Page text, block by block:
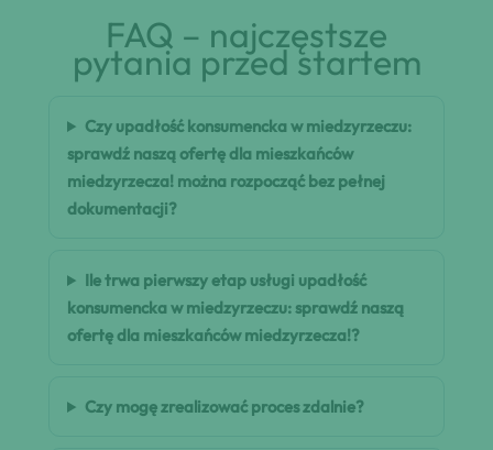
FAQ – najczęstsze
pytania przed startem
Czy upadłość konsumencka w miedzyrzeczu:
sprawdź naszą ofertę dla mieszkańców
miedzyrzecza! można rozpocząć bez pełnej
dokumentacji?
Ile trwa pierwszy etap usługi upadłość
konsumencka w miedzyrzeczu: sprawdź naszą
ofertę dla mieszkańców miedzyrzecza!?
Czy mogę zrealizować proces zdalnie?